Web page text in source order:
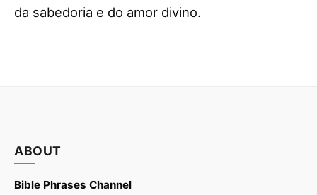
da sabedoria e do amor divino.
ABOUT
Bible Phrases Channel